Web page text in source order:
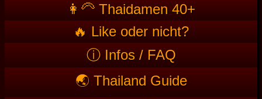
👩‍🦳 Thaidamen 40+
🔥 Like oder nicht?
ⓘ Infos / FAQ
🌏 Thailand Guide